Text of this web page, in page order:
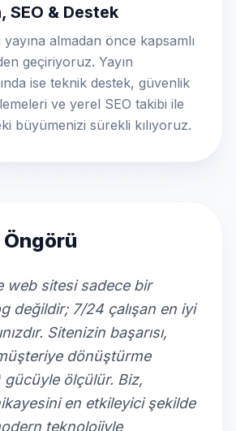
SEO & Destek
yayına almadan önce kapsamlı
geçiriyoruz. Yayın
ise teknik destek, güvenlik
ve yerel SEO takibi ile
büyümenizi sürekli kılıyoruz.
web sitesi sadece bir
değildir; 7/24 çalışan en iyi
Sitenizin başarısı,
dönüştürme
ölçülür. Biz,
en etkileyici şekilde
teknolojiyle